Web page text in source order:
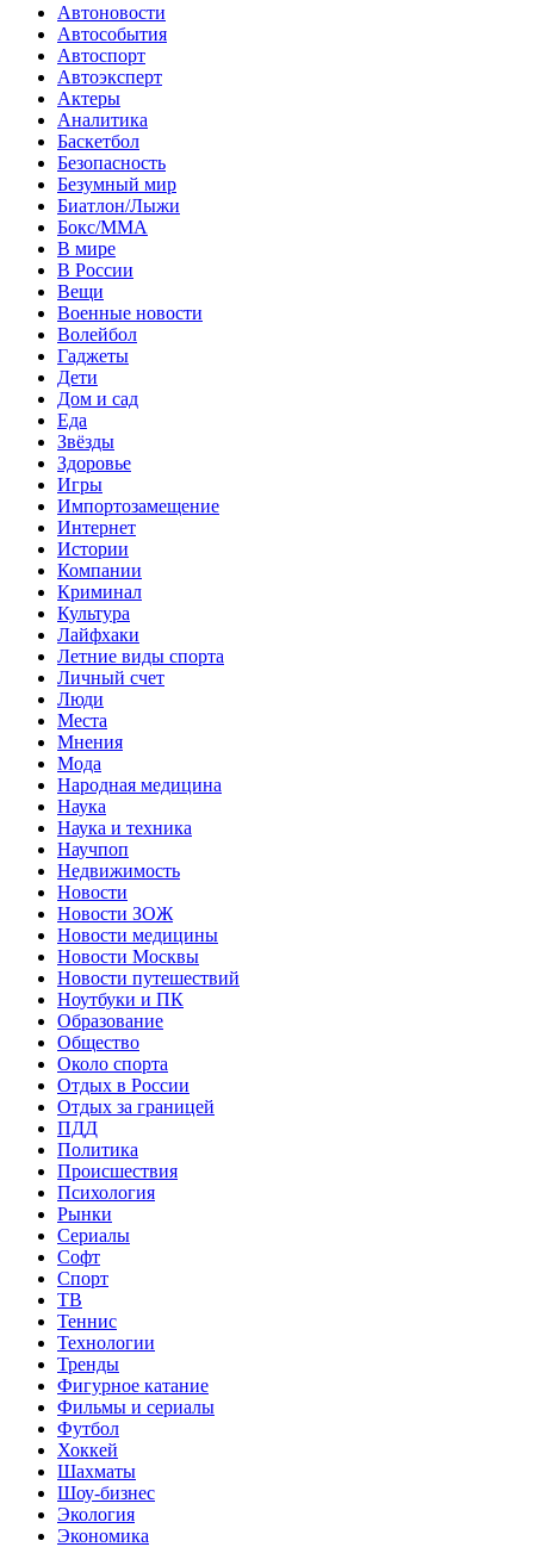
Автоновости
Автособытия
Автоспорт
Автоэксперт
Актеры
Аналитика
Баскетбол
Безопасность
Безумный мир
Биатлон/Лыжи
Бокс/MMA
В мире
В России
Вещи
Военные новости
Волейбол
Гаджеты
Дети
Дом и сад
Еда
Звёзды
Здоровье
Игры
Импортозамещение
Интернет
Истории
Компании
Криминал
Культура
Лайфхаки
Летние виды спорта
Личный счет
Люди
Места
Мнения
Мода
Народная медицина
Наука
Наука и техника
Научпоп
Недвижимость
Новости
Новости ЗОЖ
Новости медицины
Новости Москвы
Новости путешествий
Ноутбуки и ПК
Образование
Общество
Около спорта
Отдых в России
Отдых за границей
ПДД
Политика
Происшествия
Психология
Рынки
Сериалы
Софт
Спорт
ТВ
Теннис
Технологии
Тренды
Фигурное катание
Фильмы и сериалы
Футбол
Хоккей
Шахматы
Шоу-бизнес
Экология
Экономика